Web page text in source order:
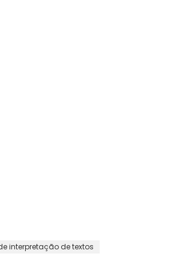
interpretação de textos